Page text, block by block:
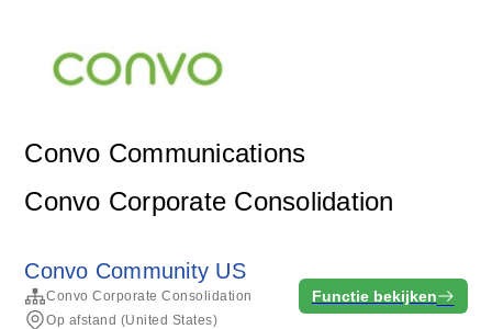
Convo Communications
Convo Corporate Consolidation
Convo Community US
Convo Corporate Consolidation
Op afstand (United States)
Functie bekijken